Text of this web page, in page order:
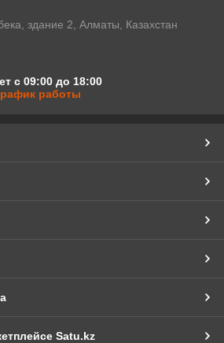
здание 2, Алматы, Казахстан
с 09:00 до 18:00
работы
Satu.kz